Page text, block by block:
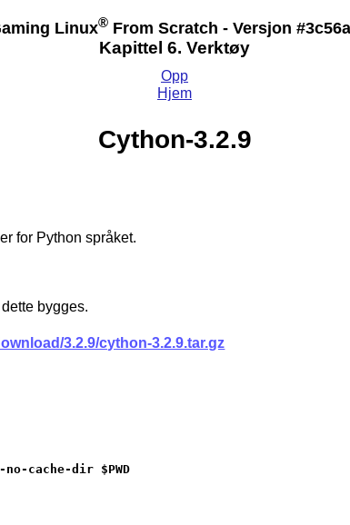
Linux® From Scratch - Versjon
Kapittel 6. Verktøy
Opp
Hjem
Cython-3.2.9
for Python språket.
bygges.
3.2.9/cython-3.2.9.tar.gz
cache-dir $PWD